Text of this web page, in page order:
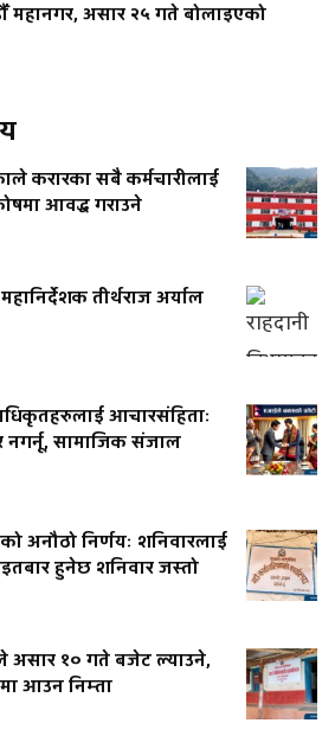
महानगर, असार २५ गते बोलाइएको
करारका सबै कर्मचारीलाई
आवद्ध गराउने
तीर्थराज अर्याल
आचारसंहिताः
नगर्नू, सामाजिक संजाल
अनौठो निर्णयः शनिवारलाई
हुनेछ शनिवार जस्तो
असार १० गते बजेट ल्याउने,
आउन निम्ता